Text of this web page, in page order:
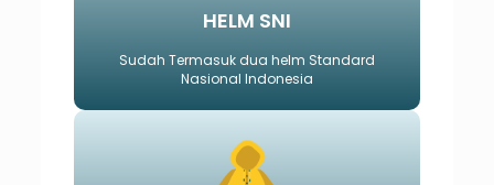
HELM SNI
Sudah Termasuk dua helm Standard
Nasional Indonesia